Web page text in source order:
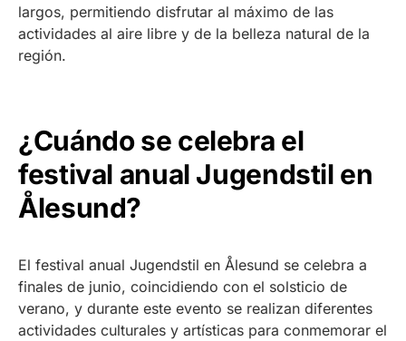
largos, permitiendo disfrutar al máximo de las
actividades al aire libre y de la belleza natural de la
región.
¿Cuándo se celebra el
festival anual Jugendstil en
Ålesund?
El festival anual Jugendstil en Ålesund se celebra a
finales de junio, coincidiendo con el solsticio de
verano, y durante este evento se realizan diferentes
actividades culturales y artísticas para conmemorar el